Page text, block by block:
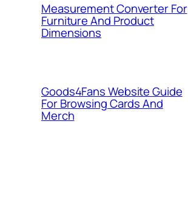
Measurement Converter For
Furniture And Product
Dimensions
Goods4Fans Website Guide
For Browsing Cards And
Merch